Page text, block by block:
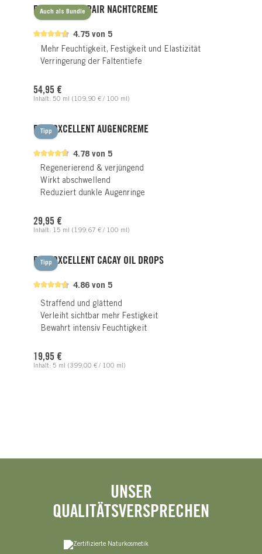
Auch als Bundle
4.75 von 5
EXCLUSIVE REPAIR NACHTCREME
Mehr Feuchtigkeit, Festigkeit und Elastizität
Verringerung der Faltentiefe
Inhalt: 50 ml (109,90 € / 100 ml)
54,95 €
Tipp
4.78 von 5
PHYTOXCELLENT AUGENCREME
Regenerierend & verjüngend
Wirkt abschwellend
Reduziert dunkle Augenringe
Inhalt: 15 ml (199,67 € / 100 ml)
29,95 €
Tipp
4.86 von 5
PHYTOXCELLENT CACAY OIL DROPS
Straffend und glättend
Verleiht sichtbar mehr Festigkeit
Bewahrt intensiv Feuchtigkeit
Inhalt: 5 ml (399,00 € / 100 ml)
19,95 €
UNSER
QUALITÄTSVERSPRECHEN